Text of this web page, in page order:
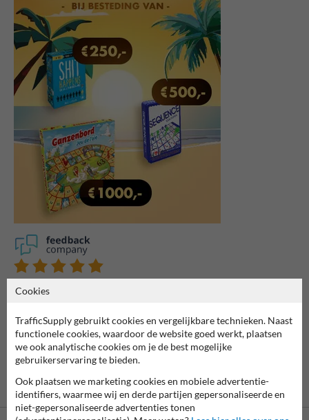
Rating9.4
Cookies
TrafficSupply gebruikt cookies en vergelijkbare technieken. Naast
functionele cookies, waardoor de website goed werkt, plaatsen
we ook analytische cookies om je de best mogelijke
gebruikerservaring te bieden.
Ook plaatsen we marketing cookies en mobiele advertentie-
identifiers, waarmee wij en derde partijen gepersonaliseerde en
niet-gepersonaliseerde advertenties tonen